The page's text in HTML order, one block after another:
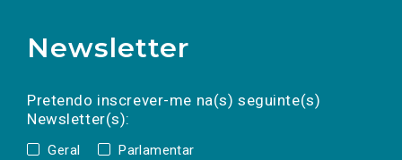
Newsletter
Pretendo inscrever-me na(s) seguinte(s)
Newsletter(s):
Geral Parlamentar
a(s) newsletter(s).
mail